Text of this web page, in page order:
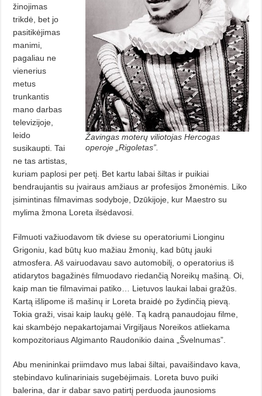
Žavingas moterų viliotojas Hercogas
operoje „Rigoletas”.
žinojimas
trikdė, bet jo
pasitikėjimas
manimi,
pagaliau ne
vienerius
metus
trunkantis
mano darbas
televizijoje,
leido
susikaupti. Tai
ne tas artistas,
kuriam paplosi per petį. Bet kartu labai šiltas ir puikiai
bendraujantis su įvairaus amžiaus ar profesijos žmonėmis. Liko
įsimintinas filmavimas sodyboje, Dzūkijoje, kur Maestro su
mylima žmona Loreta ilsėdavosi.
Filmuoti važiuodavom tik dviese su operatoriumi Lionginu
Grigoniu, kad būtų kuo mažiau žmonių, kad būtų jauki
atmosfera. Aš vairuodavau savo automobilį, o operatorius iš
atidarytos bagažinės filmuodavo riedančią Noreikų mašiną. Oi,
kaip man tie filmavimai patiko… Lietuvos laukai labai gražūs.
Kartą išlipome iš mašinų ir Loreta braidė po žydinčią pievą.
Tokia graži, visai kaip laukų gėlė. Tą kadrą panaudojau filme,
kai skambėjo nepakartojamai Virgiljaus Noreikos atliekama
kompozitoriaus Algimanto Raudonikio daina „Švelnumas”.
Abu menininkai priimdavo mus labai šiltai, pavaišindavo kava,
stebindavo kulinariniais sugebėjimais. Loreta buvo puiki
balerina, dar ir dabar savo patirtį perduoda jaunosioms